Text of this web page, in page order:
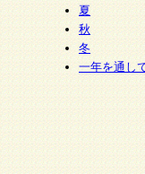
夏
秋
冬
一年を通し